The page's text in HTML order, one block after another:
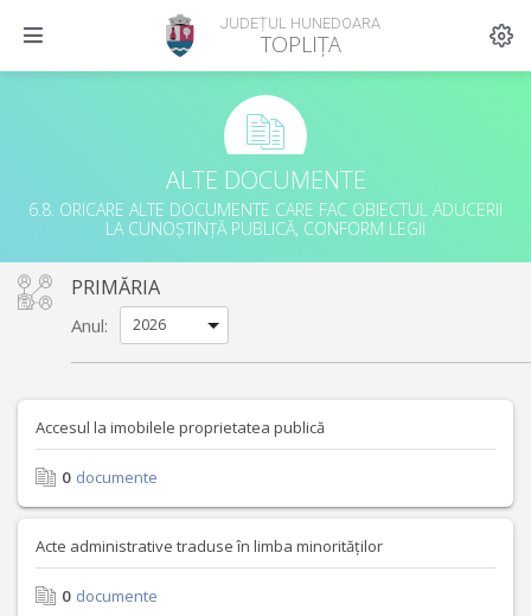
JUDEȚUL HUNEDOARA
TOPLIȚA
ALTE DOCUMENTE
6.8. ORICARE ALTE DOCUMENTE CARE FAC OBIECTUL ADUCERII
LA CUNOȘTINȚĂ PUBLICĂ, CONFORM LEGII
PRIMĂRIA
Anul:
Accesul la imobilele proprietatea publică
0 documente
Acte administrative traduse în limba minorităților
0 documente